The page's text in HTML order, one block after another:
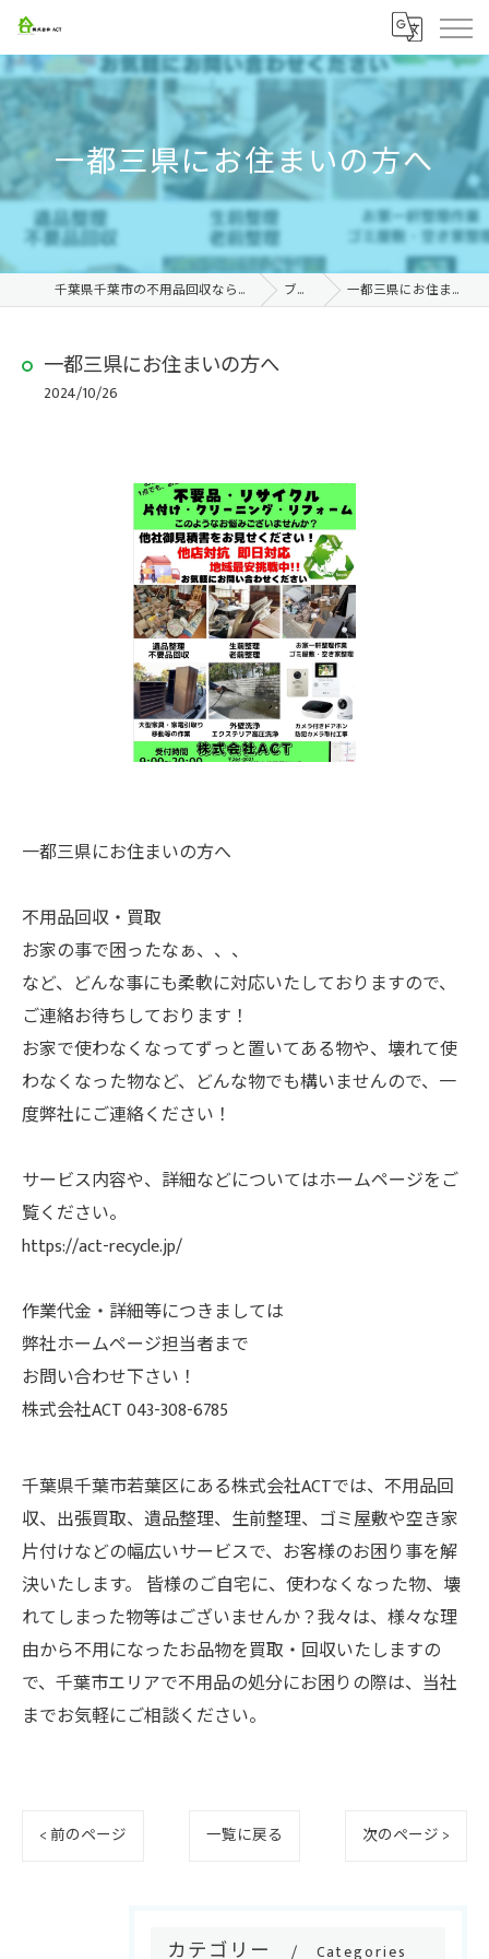
一都三県にお住まいの方へ
千葉県千葉市の不用品回収なら株式会社ACT ブログ 一都三県にお住まいの方へ
一都三県にお住まいの方へ
2024/10/26
一都三県にお住まいの方へ
不用品回収・買取
お家の事で困ったなぁ、、、
など、どんな事にも柔軟に対応いたしておりますので、
ご連絡お待ちしております！
お家で使わなくなってずっと置いてある物や、壊れて使
わなくなった物など、どんな物でも構いませんので、一
度弊社にご連絡ください！
サービス内容や、詳細などについてはホームページをご
覧ください。
https://act-recycle.jp/
作業代金・詳細等につきましては
弊社ホームページ担当者まで
お問い合わせ下さい！
株式会社ACT 043-308-6785
千葉県千葉市若葉区にある株式会社ACTでは、不用品回
収、出張買取、遺品整理、生前整理、ゴミ屋敷や空き家
片付けなどの幅広いサービスで、お客様のお困り事を解
決いたします。 皆様のご自宅に、使わなくなった物、壊
れてしまった物等はございませんか？我々は、様々な理
由から不用になったお品物を買取・回収いたしますの
で、千葉市エリアで不用品の処分にお困りの際は、当社
までお気軽にご相談ください。
< 前のページ 一覧に戻る 次のページ >
カテゴリー Categories